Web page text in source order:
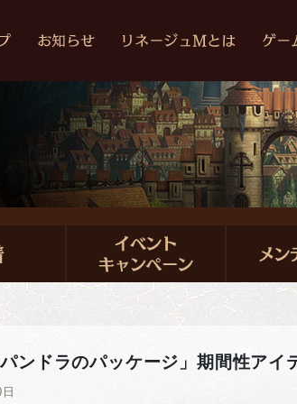
パンドラのパッケージ」期間性ア